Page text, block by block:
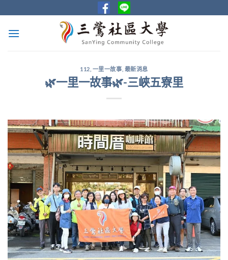
to
content
112 一里一故事 最新消息
🌿一里一故事🌿-三峽五寮里